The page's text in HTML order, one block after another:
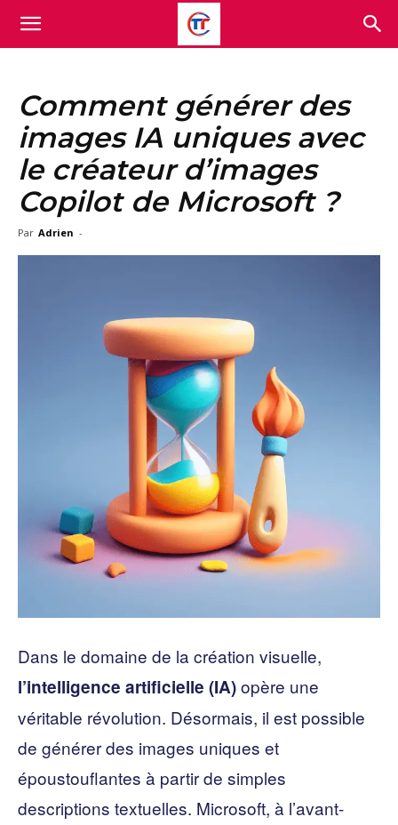
Comment générer des
images IA uniques avec
le créateur d’images
Copilot de Microsoft ?
Par Adrien -
Dans le domaine de la création visuelle,
l’intelligence artificielle (IA)opère une
véritable révolution. Désormais, il est possible
de générer des images uniques et
époustouflantes à partir de simples
descriptions textuelles. Microsoft, à l’avant-